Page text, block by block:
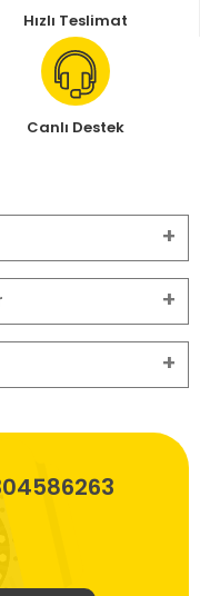
Hızlı Teslimat
Canlı Destek